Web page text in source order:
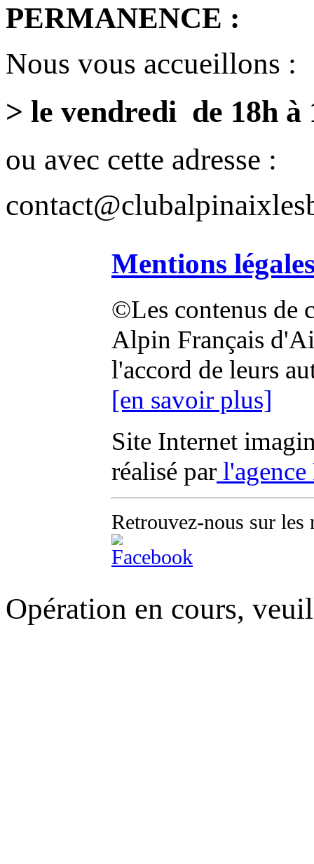
PERMANENCE :
Nous vous accueillons :
> le vendredi de 18h à
ou avec cette adresse :
Mentions
©Les contenus de
Alpin Français
l'accord de leurs
[en savoir plus]
Site Internet
réalisé par
Retrouvez-nous sur les
Opération en cours,